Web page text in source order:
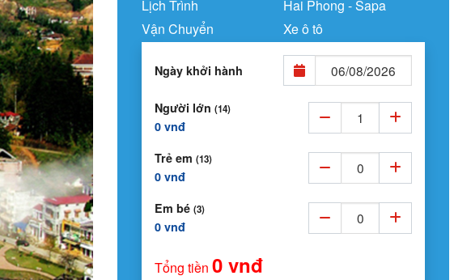
Lịch Trình
Hai Phong - Sapa
Vận Chuyển
Xe ô tô
Ngày khởi hành
Người lớn (14)
0 vnđ
Trẻ em (13)
0 vnđ
Em bé (3)
0 vnđ
Tổng tiền 0 vnđ